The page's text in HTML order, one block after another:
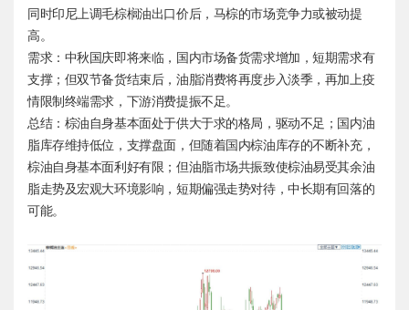
同时印尼上调毛棕榈油出口价后，马棕的市场竞争力或被动提
高。
需求：中秋国庆即将来临，国内市场备货需求增加，短期需求有
支撑；但双节备货结束后，油脂消费将再度步入淡季，再加上疫
情限制终端需求，下游消费提振不足。
总结：棕油自身基本面处于供大于求的格局，驱动不足；国内油
脂库存维持低位，支撑盘面，但随着国内棕油库存的不断补充，
棕油自身基本面利好有限；但油脂市场共振致使棕油易受其余油
脂走势及宏观大环境影响，短期偏强走势对待，中长期有回落的
可能。